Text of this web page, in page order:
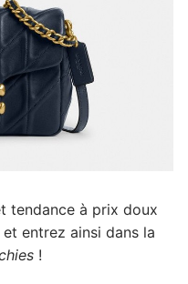
tendance à prix doux
et entrez ainsi dans la
!